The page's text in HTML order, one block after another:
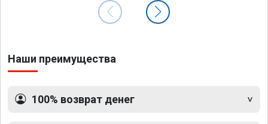
Наши преимущества
100% возврат денег